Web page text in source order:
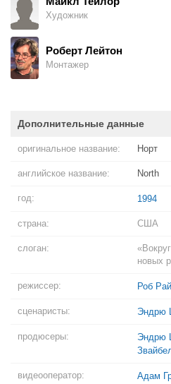
Художник
Роберт Лейтон
Монтажер
Дополнительные данные
оригинальное название: Норт
английское название: North
год: 1994
страна: США
слоган:
новых
режиссер: Роб
сценаристы: Эндрю
продюсеры: Эндрю
видеооператор: Адам